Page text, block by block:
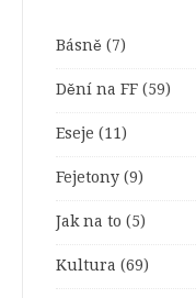
Básně (7)
Dění na FF (59)
Eseje (11)
Fejetony (9)
Jak na to (5)
Kultura (69)